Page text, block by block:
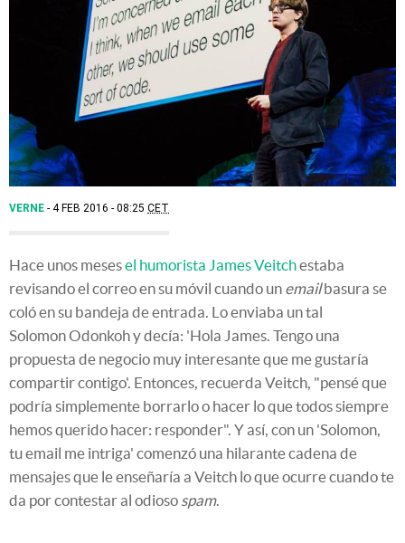
VERNE 4 FEB 2016 - 08:25 CET
Hace unos mesesel humorista James Veitchestaba
revisando el correo en su móvil cuando un emailbasura se
coló en su bandeja de entrada. Lo enviaba un tal
Solomon Odonkoh y decía: 'Hola James. Tengo una
propuesta de negocio muy interesante que me gustaría
compartir contigo'. Entonces, recuerda Veitch, "pensé que
podría simplemente borrarlo o hacer lo que todos siempre
hemos querido hacer: responder". Y así, con un 'Solomon,
tu email me intriga' comenzó una hilarante cadena de
mensajes que le enseñaría a Veitch lo que ocurre cuando te
da por contestar al odioso spam.